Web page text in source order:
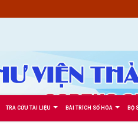
TRA CỨU TÀI LIỆU BÀI TRÍCH SỐ HÓA BỘ